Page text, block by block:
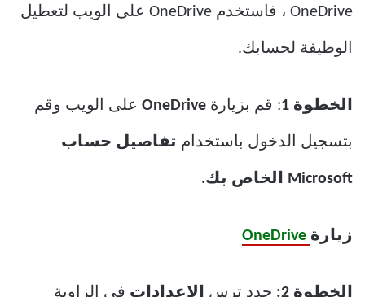
OneDrive ، فاستخدم OneDrive على الويب لتعطيل
الوظيفة لحسابك.
الخطوة 1 : قم بزيارة OneDrive على الويب وقم
بتسجيل الدخول باستخدام تفاصيل حساب
Microsoft الخاص بك.
زيارة
الخطوة 2: حدد ترس الإعدادات في الزاوية